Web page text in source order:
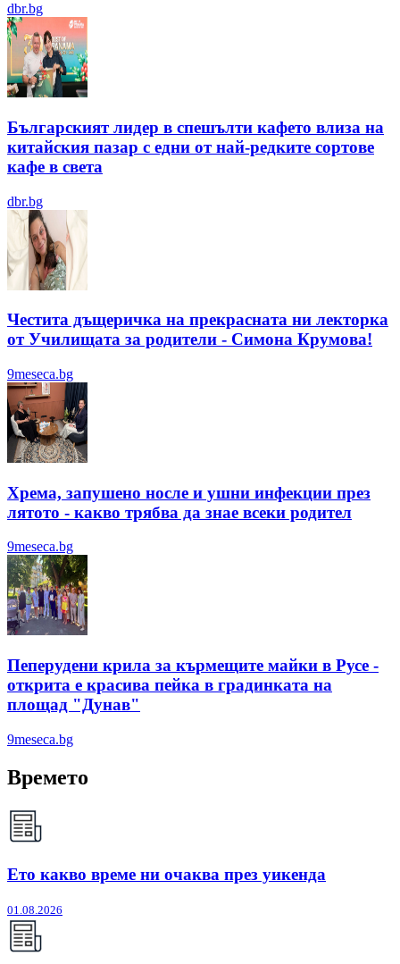
dbr.bg
Българският лидер в спешълти кафето влиза на
китайския пазар с едни от най-редките сортове
кафе в света
dbr.bg
Честита дъщеричка на прекрасната ни лекторка
от Училищата за родители - Симона Крумова!
9meseca.bg
Хрема, запушено носле и ушни инфекции през
лятотo - какво трябва да знае всеки родител
9meseca.bg
Пеперудени крила за кърмещите майки в Русе -
открита е красива пейка в градинката на
площад "Дунав"
9meseca.bg
Времето
Ето какво време ни очаква през уикенда
01.08.2026